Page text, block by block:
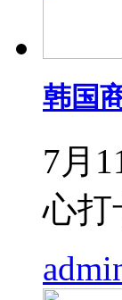
韩国
7月
心打